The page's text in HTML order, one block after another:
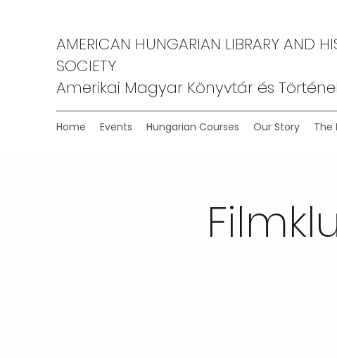
AMERICAN HUNGARIAN LIBRARY AND
SOCIETY
Amerikai Magyar Könyvtár és
Home Events Hungarian Courses Our Story The